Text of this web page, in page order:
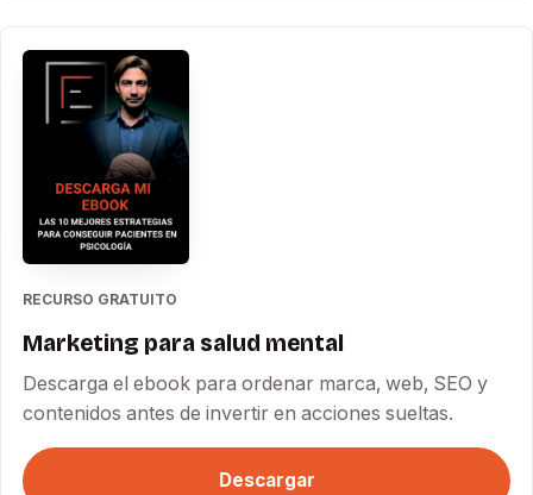
RECURSO GRATUITO
Marketing para salud mental
Descarga el ebook para ordenar marca, web, SEO y
contenidos antes de invertir en acciones sueltas.
Descargar